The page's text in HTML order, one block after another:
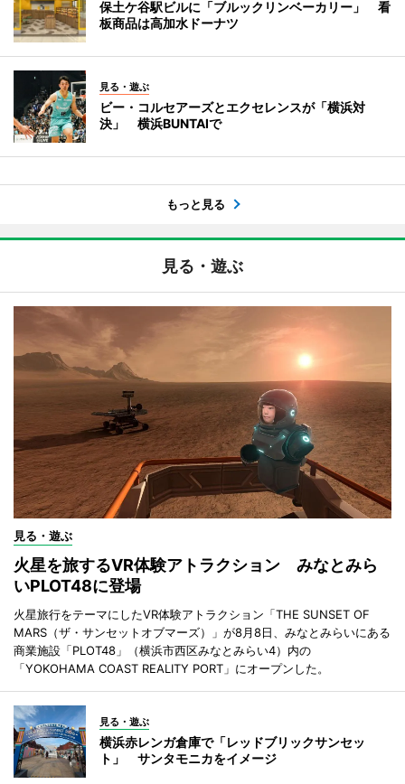
保土ケ谷駅ビルに「ブルックリンベーカリー」 看
板商品は高加水ドーナツ
見る・遊ぶ
ビー・コルセアーズとエクセレンスが「横浜対
決」 横浜BUNTAIで
もっと見る
見る・遊ぶ
見る・遊ぶ
火星を旅するVR体験アトラクション みなとみら
いPLOT48に登場
火星旅行をテーマにしたVR体験アトラクション「THE SUNSET OF
MARS（ザ・サンセットオブマーズ）」が8月8日、みなとみらいにある
商業施設「PLOT48」（横浜市西区みなとみらい4）内の
「YOKOHAMA COAST REALITY PORT」にオープンした。
見る・遊ぶ
横浜赤レンガ倉庫で「レッドブリックサンセッ
ト」 サンタモニカをイメージ